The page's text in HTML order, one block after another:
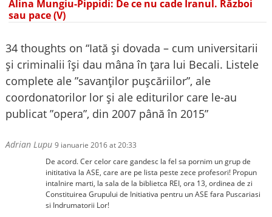
Alina Mungiu-Pippidi: De ce nu cade Iranul. Război
sau pace (V)
34 thoughts on “Iată și dovada – cum universitarii
și criminalii își dau mâna în țara lui Becali. Listele
complete ale ”savanților pușcăriilor”, ale
coordonatorilor lor și ale editurilor care le-au
publicat ”opera”, din 2007 până în 2015”
Adrian Lupu 9 ianuarie 2016 at 20:33
De acord. Cer celor care gandesc la fel sa pornim un grup de
inititativa la ASE, care are pe lista peste zece profesori! Propun
intalnire marti, la sala de la biblietca REI, ora 13, ordinea de zi
Constituirea Grupului de Initiativa pentru un ASE fara Puscariasi
si Indrumatorii Lor!